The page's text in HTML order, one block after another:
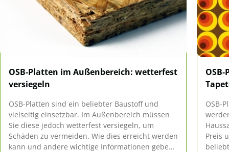
OSB-Platten im Außenbereich: wetterfest
versiegeln
OSB-Platten sind ein beliebter Baustoff und
vielseitig einsetzbar. Im Außenbereich müssen
Sie diese jedoch wetterfest versiegeln, um
Schäden zu vermeiden. Wie dies erreicht werden
kann und andere wichtige Informationen geben
OSB-
Preis